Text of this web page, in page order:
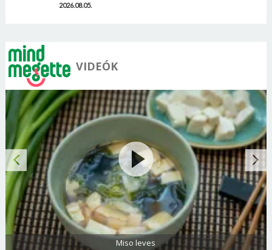
2026.08.05.
VIDEÓK
Citromos palacsinta